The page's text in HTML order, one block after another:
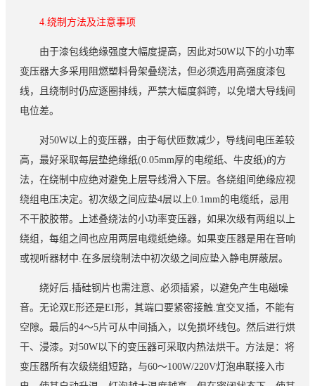
4.绕制方法及注意事项
由于漆包线绝缘强度大幅度提高，因此对50W以下的小功率
变压器大多采用阻燃塑料骨架叠绕法，但必须选用高强度漆包
线，且绕制时仍应逐圈排线，严禁大幅度斜跨，以免增大导线间
电位差。
对50W以上的变压器，由于每伏匝数减少，导线间电压差较
高，最好采取每层垫绝缘纸(0.05mm厚的电缆纸、牛皮纸)的方
法，在绕制中应绝对避免上层导线滑入下层。各绕组间绝缘应视
绕组电压决定。初次级之间应垫4层以上0.1mm的电缆纸，忌用
不干胶胶带。上述叠绕法的小功率变压器，如果次级有两组以上
绕组，每组之间也应用两层电缆纸绝缘。如果变压器是用在音响
或视听器材中.在多层绕制法中初次级之间应垫入静电屏蔽层。
绕好后.插硅钢片也需注意、必须插紧，以避免产生电磁噪
音。无论双E形还是EI形，其端口要紧密接触.宜交叉插，不能有
空隙。最后的4～5片可从中间插入，以免损坏线包。然后进行烘
干、浸漆。对50W以下的变压器可采取内热法烘干。方法是：将
变压器所有次级绕组短路，与60～100W/220V灯泡串联接入市